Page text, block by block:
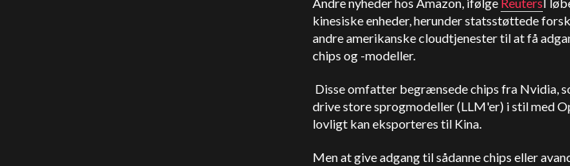
kinesiske enheder, herunder statsstøttede
andre amerikanske cloudtjenester til at få
chips og -modeller.
Disse omfatter begrænsede chips fra Nvidia,
drive store sprogmodeller (LLM'er) i stil med
lovligt kan eksporteres til Kina.
Men at give adgang til sådanne chips eller